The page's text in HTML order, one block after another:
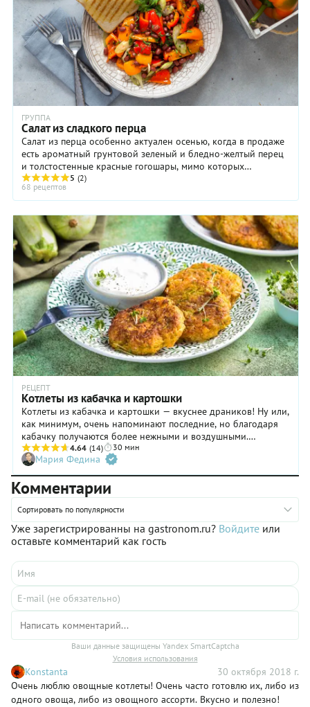
ГРУППА
Салат из сладкого перца
Салат из перца особенно актуален осенью, когда в продаже
есть ароматный грунтовой зеленый и бледно-желтый перец
и толстостенные красные гогошары, мимо которых
невозможно пройти. Свежий перец вносит в ...
5 (2)
68 рецептов
РЕЦЕПТ
Котлеты из кабачка и картошки
Котлеты из кабачка и картошки — вкуснее драников! Ну или,
как минимум, очень напоминают последние, но благодаря
кабачку получаются более нежными и воздушными.
Обжаренные до золотистой корочки, картофельно-
кабачковые котлеты прекрасно сочетаются со сметаной,
йогуртовым соусом или свежей зеленью. Подавать их можно
как самостоятельное блюдо или как небанальный гарнир к
птице, мясу или даже рыбе. А еще они отлично хранятся без
потери вкуса в холодильнике – разогрели и перекусили. В
нашем пошаговом рецепте с фото рассказываем и
показываем, как приготовить вкусные котлеты из кабачков и
картошки на сковороде.
4.64 (14) 30 мин
Мария Федина
Комментарии
Сортировать по популярности
Уже зарегистрированны на gastronom.ru? Войдите или
оставьте комментарий как гость
Ваши данные защищены Yandex SmartCaptcha
Условия использования
Konstanta
30 октября 2018 г.
Очень люблю овощные котлеты! Очень часто готовлю их, либо из
одного овоща, либо из овощного ассорти. Вкусно и полезно!